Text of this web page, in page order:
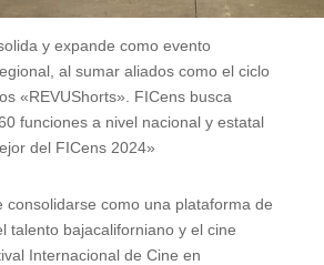
y expande como evento
al sumar aliados como el ciclo
«REVUShorts». FICens busca
funciones a nivel nacional y estatal
del FICens 2024»
consolidarse como una plataforma de
talento bajacaliforniano y el cine
Internacional de Cine en